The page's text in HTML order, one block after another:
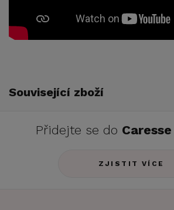
Související zboží
Přidejte se do
ZJISTIT VÍCE